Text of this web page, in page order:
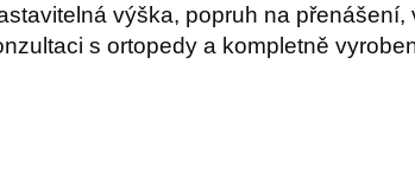
výška, popruh na přenášení,
s ortopedy a kompletně